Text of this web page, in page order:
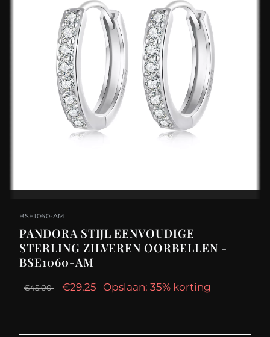
BSE1060-AM
PANDORA STIJL EENVOUDIGE
STERLING ZILVEREN OORBELLEN -
BSE1060-AM
€45.00 €29.25 Opslaan: 35% korting